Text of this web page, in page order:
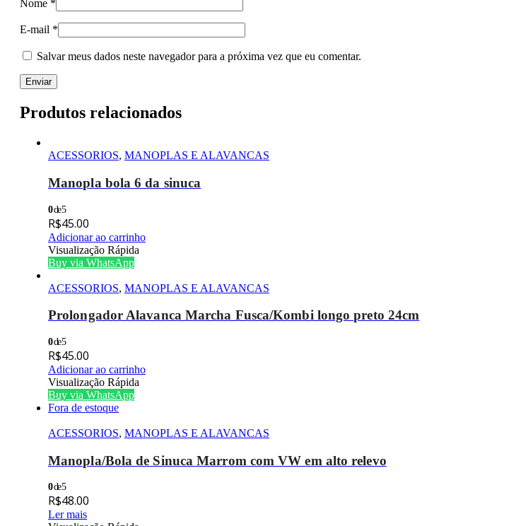
Nome *
E-mail *
Salvar meus dados neste navegador para a próxima vez que eu comentar.
Produtos relacionados
ACESSORIOS, MANOPLAS E ALAVANCAS
Manopla bola 6 da sinuca
0de 5
R$45.00
Adicionar ao carrinho
Visualização Rápida
Buy via WhatsApp
ACESSORIOS, MANOPLAS E ALAVANCAS
Prolongador Alavanca Marcha Fusca/Kombi longo preto 24cm
0de 5
R$45.00
Adicionar ao carrinho
Visualização Rápida
Buy via WhatsApp
Fora de estoque
ACESSORIOS, MANOPLAS E ALAVANCAS
Manopla/Bola de Sinuca Marrom com VW em alto relevo
0de 5
R$48.00
Ler mais